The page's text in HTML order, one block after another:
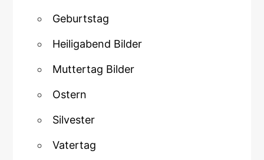
Geburtstag
Heiligabend Bilder
Muttertag Bilder
Ostern
Silvester
Vatertag